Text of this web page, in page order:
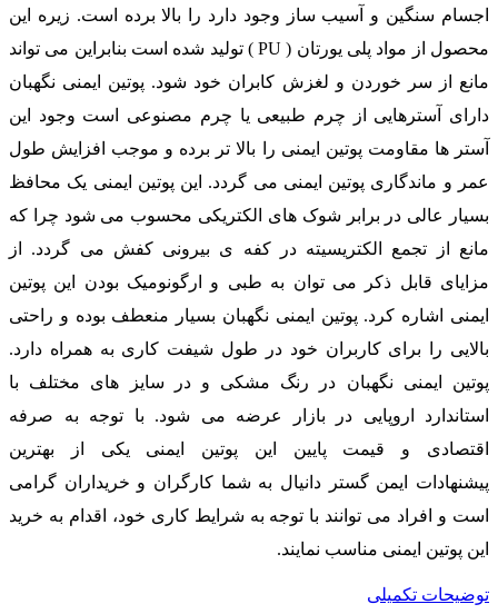
اجسام سنگین و آسیب ساز وجود دارد را بالا برده است. زیره این
محصول از مواد پلی یورتان ( PU ) تولید شده است بنابراین می تواند
مانع از سر خوردن و لغزش کابران خود شود. پوتین ایمنی نگهبان
دارای آسترهایی از چرم طبیعی یا چرم مصنوعی است وجود این
آستر ها مقاومت پوتین ایمنی را بالا تر برده و موجب افزایش طول
عمر و ماندگاری پوتین ایمنی می گردد. این پوتین ایمنی یک محافظ
بسیار عالی در برابر شوک های الکتریکی محسوب می شود چرا که
مانع از تجمع الکتریسیته در کفه ی بیرونی کفش می گردد. از
مزایای قابل ذکر می توان به طبی و ارگونومیک بودن این پوتین
ایمنی اشاره کرد. پوتین ایمنی نگهبان بسیار منعطف بوده و راحتی
بالایی را برای کاربران خود در طول شیفت کاری به همراه دارد.
پوتین ایمنی نگهبان در رنگ مشکی و در سایز های مختلف با
استاندارد اروپایی در بازار عرضه می شود. با توجه به صرفه
اقتصادی و قیمت پایین این پوتین ایمنی یکی از بهترین
پیشنهادات ایمن گستر دانیال به شما کارگران و خریداران گرامی
است و افراد می توانند با توجه به شرایط کاری خود، اقدام به خرید
این پوتین ایمنی مناسب نمایند.
توضیحات تکمیلی